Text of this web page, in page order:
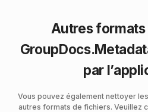
Autres
par
Vous pouvez également nettoyer
autres formats de fichiers. Veuillez